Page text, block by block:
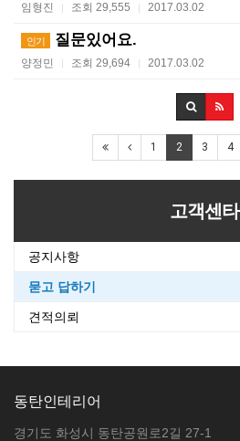
임형진 | 조회 29,555 | 2017.03.02
인기 질문있어요.
양정민 | 조회 29,694 | 2017.03.02
1 2 3 4
고객센타
공지사항
묻고 답하기
견적의뢰
동탄인테리어
경기도 화성시 동탄공원로2길 27-1